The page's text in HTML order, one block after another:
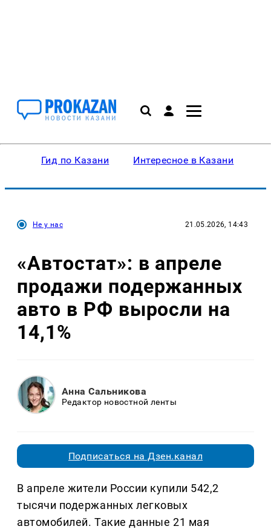
Гид по Казани Интересное в Казани
Не у нас 21.05.2026, 14:43
«Автостат»: в апреле
продажи подержанных
авто в РФ выросли на
14,1%
Анна Сальникова
Редактор новостной ленты
Подписаться на Дзен.канал
В апреле жители России купили 542,2
тысячи подержанных легковых
автомобилей. Такие данные 21 мая